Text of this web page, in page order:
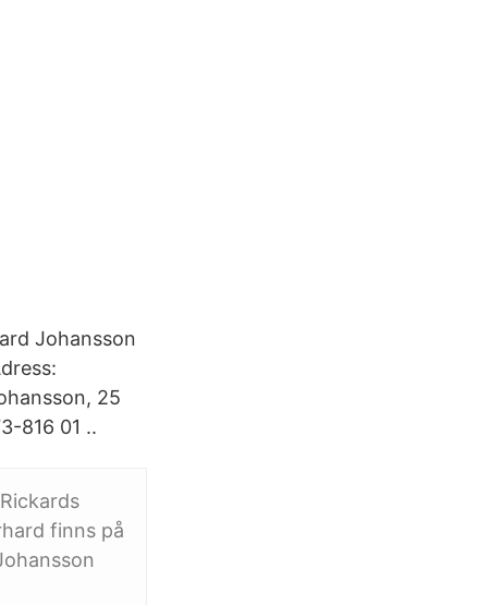
Johansson
25
816 01 ..
finns på